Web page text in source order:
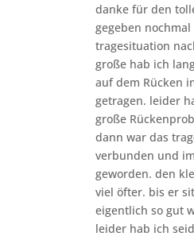
danke für den
gegeben
tragesituation
große hab ich
auf dem Rücken
getragen. leider
große
dann war das
verbunden und
geworden. den
viel öfter. bis er
eigentlich so gut
leider hab ich